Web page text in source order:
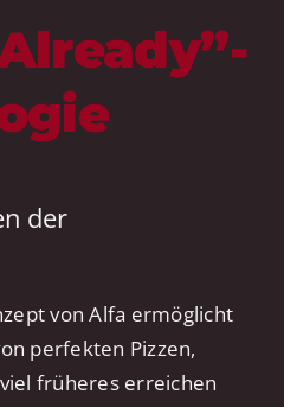
der
von Alfa ermöglicht
perfekten Pizzen,
früheres erreichen